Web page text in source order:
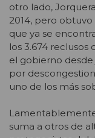
otro lado,
2014, pero
que ya se
los 3.674
el gobierno
por
uno de los más
suma a otros de